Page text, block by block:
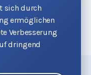
sich durch
ermöglichen
Verbesserung
dringend